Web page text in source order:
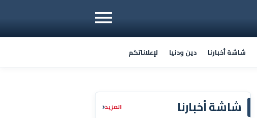
شاشة أخبارنا دين ودنيا لإعلاناتكم
شاشة أخبارنا المزيد‹